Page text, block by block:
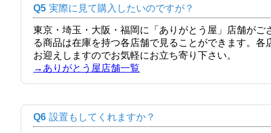
Q5 実際に見て購入したいのですが？
東京・埼玉・大阪・福岡に「ありがとう屋」店舗が
る商品は在庫を持つ各店舗で見ることができます。
お迎えしますのでお気軽にお立ち寄り下さい。
→ありがとう屋店舗一覧
Q6 設置もしてくれますか？